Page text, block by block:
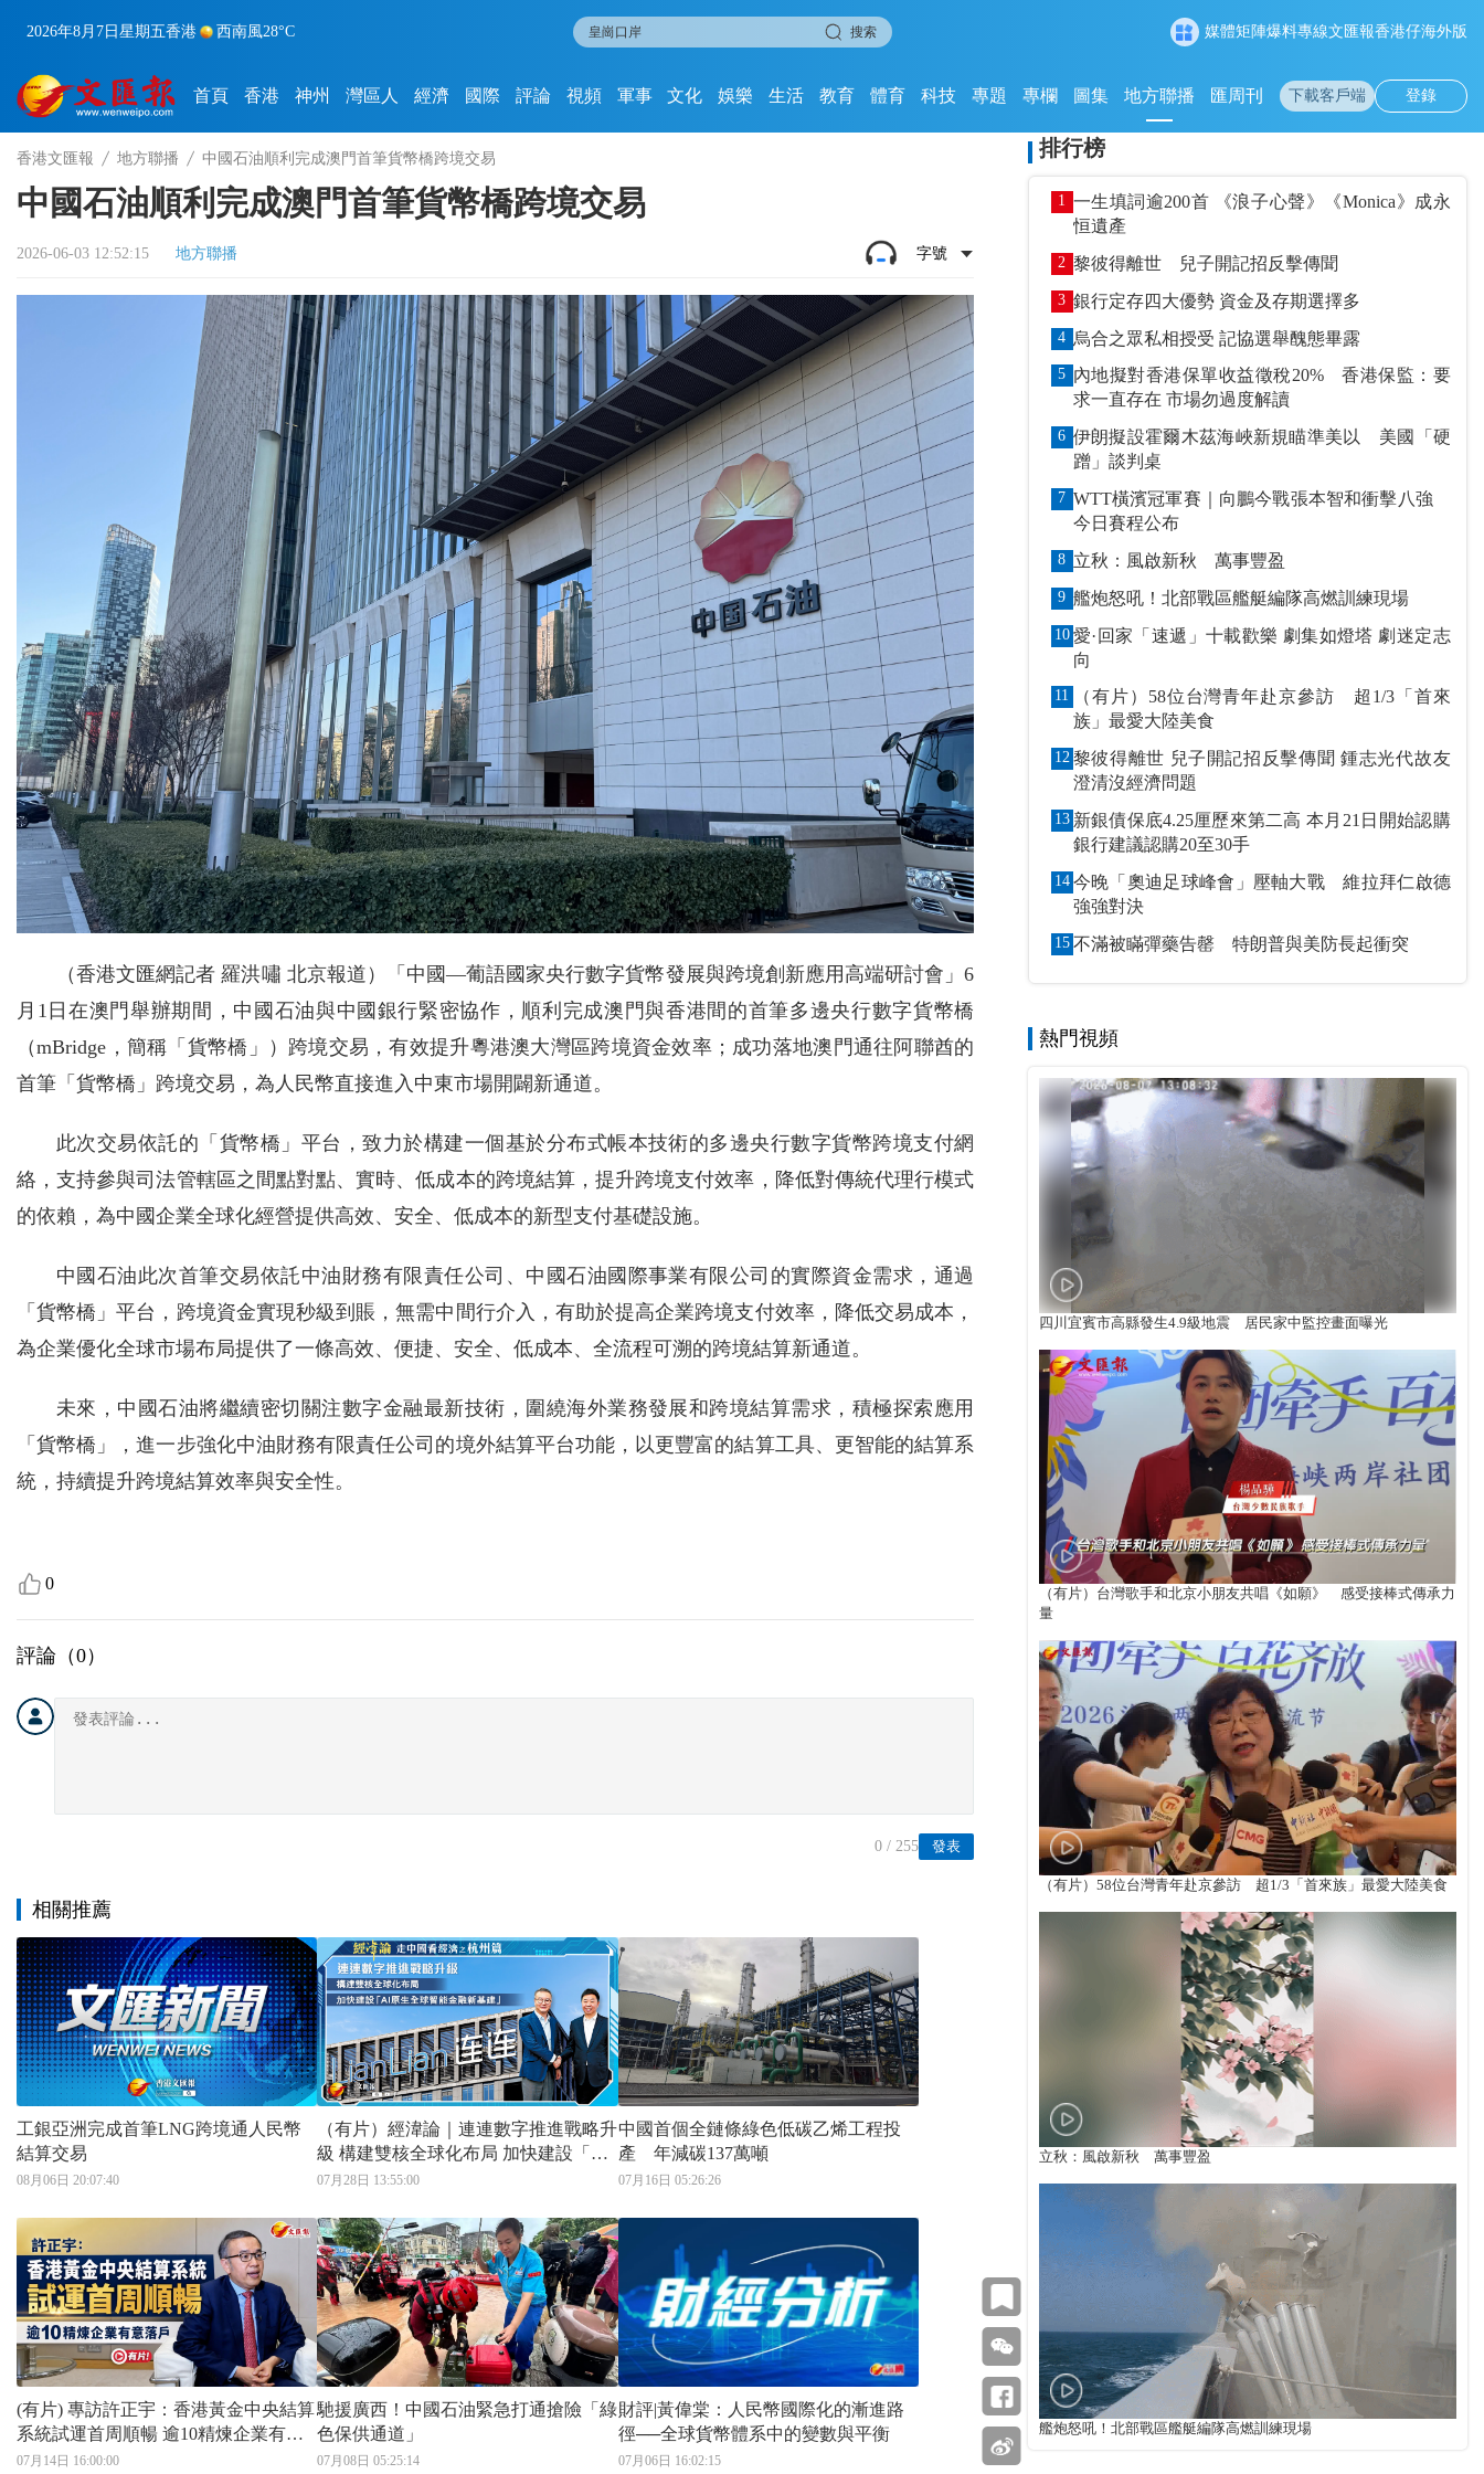
2026年8月7日 星期五香港 西南風28°C 搜索 媒體矩陣爆料專線文匯報香港仔海外版
首頁 香港 神州 灣區人 經濟 國際 評論 視頻 軍事 文化 娛樂 生活 教育 體育 科技 專題 專欄 圖集 地方聯播 匯周刊 下載客戶端 登錄
香港文匯報 地方聯播 中國石油順利完成澳門首筆貨幣橋跨境交易
中國石油順利完成澳門首筆貨幣橋跨境交易
2026-06-03 12:52:15 地方聯播 字號
（香港文匯網記者 羅洪嘯 北京報道）「中國—葡語國家央行數字貨幣發展與跨境創新應用高端研討會」6
月1日在澳門舉辦期間，中國石油與中國銀行緊密協作，順利完成澳門與香港間的首筆多邊央行數字貨幣橋
（mBridge，簡稱「貨幣橋」）跨境交易，有效提升粵港澳大灣區跨境資金效率；成功落地澳門通往阿聯酋的
首筆「貨幣橋」跨境交易，為人民幣直接進入中東市場開闢新通道。
此次交易依託的「貨幣橋」平台，致力於構建一個基於分布式帳本技術的多邊央行數字貨幣跨境支付網
絡，支持參與司法管轄區之間點對點、實時、低成本的跨境結算，提升跨境支付效率，降低對傳統代理行模式
的依賴，為中國企業全球化經營提供高效、安全、低成本的新型支付基礎設施。
中國石油此次首筆交易依託中油財務有限責任公司、中國石油國際事業有限公司的實際資金需求，通過
「貨幣橋」平台，跨境資金實現秒級到賬，無需中間行介入，有助於提高企業跨境支付效率，降低交易成本，
為企業優化全球市場布局提供了一條高效、便捷、安全、低成本、全流程可溯的跨境結算新通道。
未來，中國石油將繼續密切關注數字金融最新技術，圍繞海外業務發展和跨境結算需求，積極探索應用
「貨幣橋」，進一步強化中油財務有限責任公司的境外結算平台功能，以更豐富的結算工具、更智能的結算系
統，持續提升跨境結算效率與安全性。
0
評論（0）
發表
0 / 255
相關推薦
工銀亞洲完成首筆LNG跨境通人民幣
結算交易
08月06日 20:07:40
（有片）經湋論｜連連數字推進戰略升
級 構建雙核全球化布局 加快建設「AI
原生全球智能金融新基建」
07月28日 13:55:00
中國首個全鏈條綠色低碳乙烯工程投
產 年減碳137萬噸
07月16日 05:26:26
(有片) 專訪許正宇：香港黃金中央結算
系統試運首周順暢 逾10精煉企業有意
落戶
07月14日 16:00:00
馳援廣西！中國石油緊急打通搶險「綠
色保供通道」
07月08日 05:25:14
財評|黃偉棠：人民幣國際化的漸進路
徑──全球貨幣體系中的變數與平衡
07月06日 16:02:15
排行榜
1 一生填詞逾200首 《浪子心聲》《Monica》成永
恒遺產
2 黎彼得離世 兒子開記招反擊傳聞
3 銀行定存四大優勢 資金及存期選擇多
4 烏合之眾私相授受 記協選舉醜態畢露
5 內地擬對香港保單收益徵稅20% 香港保監：要
求一直存在 市場勿過度解讀
6 伊朗擬設霍爾木茲海峽新規瞄準美以 美國「硬
蹭」談判桌
7 WTT橫濱冠軍賽｜向鵬今戰張本智和衝擊八強
今日賽程公布
8 立秋：風啟新秋 萬事豐盈
9 艦炮怒吼！北部戰區艦艇編隊高燃訓練現場
10 愛·回家「速遞」十載歡樂 劇集如燈塔 劇迷定志
向
11
（有片）58位台灣青年赴京參訪 超1/3「首來
族」最愛大陸美食
12 黎彼得離世 兒子開記招反擊傳聞 鍾志光代故友
澄清沒經濟問題
13 新銀債保底4.25厘歷來第二高 本月21日開始認購
銀行建議認購20至30手
14 今晚「奧迪足球峰會」壓軸大戰 維拉拜仁啟德
強強對決
15 不滿被瞞彈藥告罄 特朗普與美防長起衝突
熱門視頻
四川宜賓市高縣發生4.9級地震 居民家中監控畫面曝光
（有片）台灣歌手和北京小朋友共唱《如願》 感受接棒式傳承力
量
（有片）58位台灣青年赴京參訪 超1/3「首來族」最愛大陸美食
立秋：風啟新秋 萬事豐盈
艦炮怒吼！北部戰區艦艇編隊高燃訓練現場